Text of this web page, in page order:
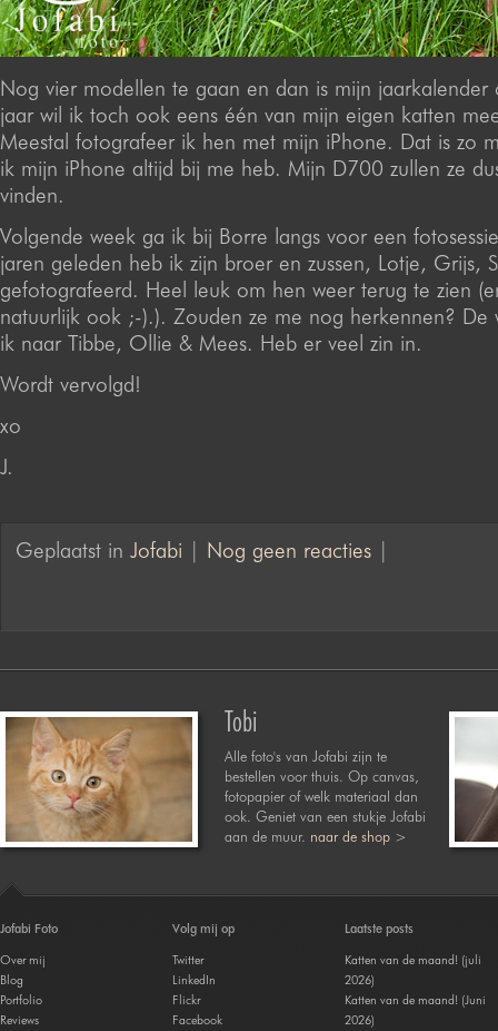
Nog vier modellen te gaan en dan is mijn jaarkalender
jaar wil ik toch ook eens één van mijn eigen katten
Meestal fotografeer ik hen met mijn iPhone. Dat is zo
ik mijn iPhone altijd bij me heb. Mijn D700 zullen ze
vinden.
Volgende week ga ik bij Borre langs voor een
jaren geleden heb ik zijn broer en zussen, Lotje, Grijs,
gefotografeerd. Heel leuk om hen weer terug te zien
natuurlijk ook ;-).). Zouden ze me nog herkennen? De
ik naar Tibbe, Ollie & Mees. Heb er veel zin in.
Wordt vervolgd!
xo
J.
Geplaatst in Jofabi Nog geen reacties
Tobi
Alle foto's van Jofabi zijn te
bestellen voor thuis. Op canvas,
fotopapier of welk materiaal dan
ook. Geniet van een stukje Jofabi
aan de muur. naar de shop >
Jofabi Foto
Over mij
Blog
Portfolio
Reviews
Volg mij op
Twitter
LinkedIn
Flickr
Facebook
Laatste posts
Katten van de maand! (juli
2026)
Katten van de maand! (Juni
2026)